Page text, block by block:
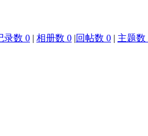
录数 0 | 相册数 0 |回帖数 0 | 主题数